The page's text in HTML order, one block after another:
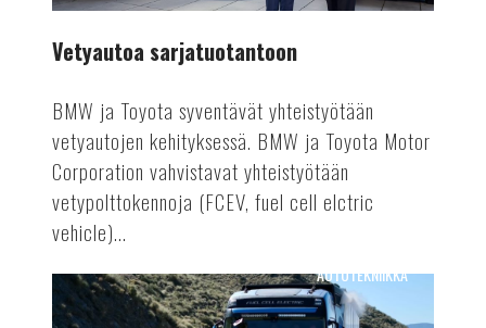
Vetyautoa sarjatuotantoon
BMW ja Toyota syventävät yhteistyötään
vetyautojen kehityksessä. BMW ja Toyota Motor
Corporation vahvistavat yhteistyötään
vetypolttokennoja (FCEV, fuel cell elctric
vehicle)...
Vetyä
polttomoottoriin
AUTOTEKNIIKKA